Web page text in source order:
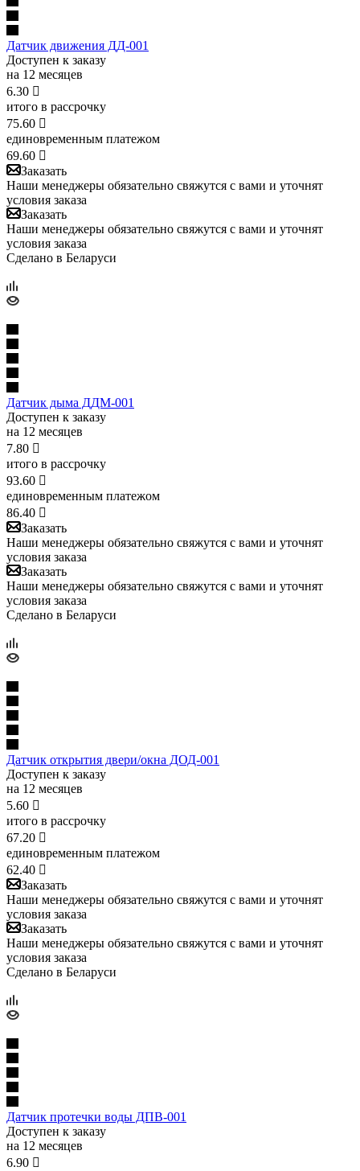
Датчик движения ДД-001
Доступен к заказу
на 12 месяцев
6.30 
итого в рассрочку
75.60 
единовременным платежом
69.60 
Заказать
Наши менеджеры обязательно свяжутся с вами и уточнят
условия заказа
Заказать
Наши менеджеры обязательно свяжутся с вами и уточнят
условия заказа
Сделано в Беларуси
Датчик дыма ДДМ-001
Доступен к заказу
на 12 месяцев
7.80 
итого в рассрочку
93.60 
единовременным платежом
86.40 
Заказать
Наши менеджеры обязательно свяжутся с вами и уточнят
условия заказа
Заказать
Наши менеджеры обязательно свяжутся с вами и уточнят
условия заказа
Сделано в Беларуси
Датчик открытия двери/окна ДОД-001
Доступен к заказу
на 12 месяцев
5.60 
итого в рассрочку
67.20 
единовременным платежом
62.40 
Заказать
Наши менеджеры обязательно свяжутся с вами и уточнят
условия заказа
Заказать
Наши менеджеры обязательно свяжутся с вами и уточнят
условия заказа
Сделано в Беларуси
Датчик протечки воды ДПВ-001
Доступен к заказу
на 12 месяцев
6.90 